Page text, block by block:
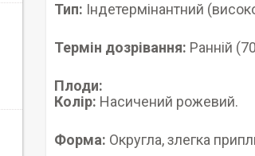
Тип: Індетермінантний
Термін дозрівання: Ранній
Плоди:
Колір: Насичений рожевий.
Форма: Округла, злегка